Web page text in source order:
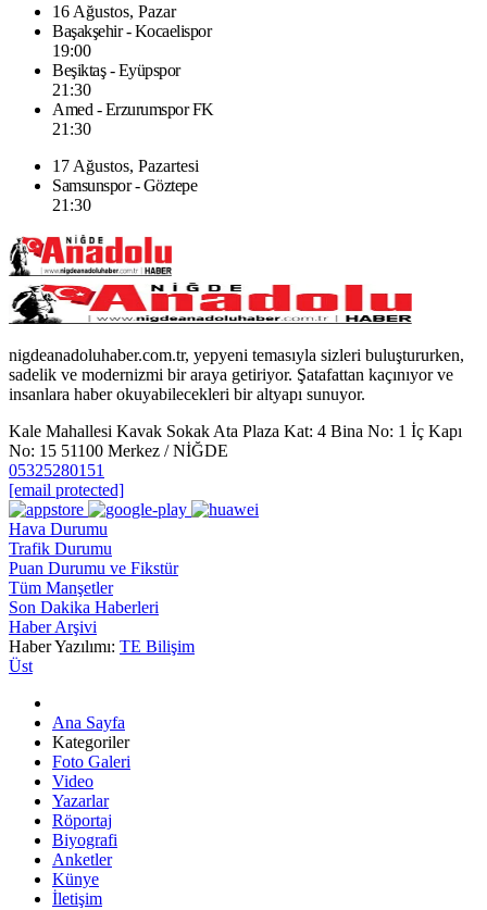
16 Ağustos, Pazar
Başakşehir - Kocaelispor
19:00
Beşiktaş - Eyüpspor
21:30
Amed - Erzurumspor FK
21:30
17 Ağustos, Pazartesi
Samsunspor - Göztepe
21:30
nigdeanadoluhaber.com.tr, yepyeni temasıyla sizleri buluştururken,
sadelik ve modernizmi bir araya getiriyor. Şatafattan kaçınıyor ve
insanlara haber okuyabilecekleri bir altyapı sunuyor.
Kale Mahallesi Kavak Sokak Ata Plaza Kat: 4 Bina No: 1 İç Kapı
No: 15 51100 Merkez / NİĞDE
05325280151
[email protected]
Hava Durumu
Trafik Durumu
Puan Durumu ve Fikstür
Tüm Manşetler
Son Dakika Haberleri
Haber Arşivi
Haber Yazılımı: TE Bilişim
Üst
Ana Sayfa
Kategoriler
Foto Galeri
Video
Yazarlar
Röportaj
Biyografi
Anketler
Künye
İletişim